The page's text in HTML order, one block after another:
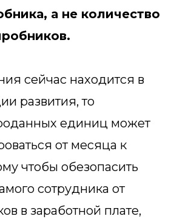
а не количество
сейчас находится в
развития, то
единиц может
от месяца к
чтобы обезопасить
сотрудника от
в заработной плате,